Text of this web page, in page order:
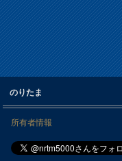
のりたま
所有者情報